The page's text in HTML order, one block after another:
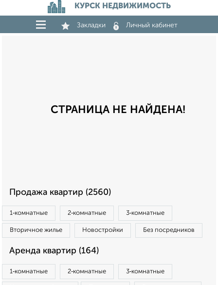
КУРСК НЕДВИЖИМОСТЬ
Закладки Личный кабинет
СТРАНИЦА НЕ НАЙДЕНА!
Продажа квартир (2560)
1‑комнатные 2‑комнатные 3‑комнатные
Вторичное жилье Новостройки Без посредников
Аренда квартир (164)
1‑комнатные 2‑комнатные 3‑комнатные